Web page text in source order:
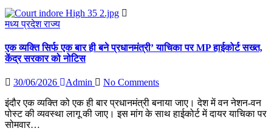
मध्य प्रदेशराज्य
एक व्यक्ति सिर्फ एक बार ही बने प्रधानमंत्री’ याचिका पर MP हाईकोर्ट सख्त,
केंद्र सरकार को नोटिस
30/06/2026 Admin
No Comments
इंदौर एक व्यक्ति को एक ही बार प्रधानमंत्री बनाया जाए। देश में वन नेशन-वन
पोस्ट की व्यवस्था लागू की जाए। इस मांग के साथ हाईकोर्ट में दायर याचिका पर
सोमवार…